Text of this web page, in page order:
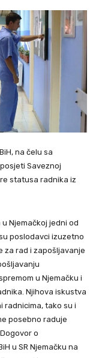
na čelu sa
Saveznoj
statusa radnika iz
Njemačkoj jedni od
poslodavci izuzetno
za rad i zapošljavanje
u Njemačku i
Njihova iskustva
radnicima, tako su i
posebno raduje
o
u SR Njemačku na